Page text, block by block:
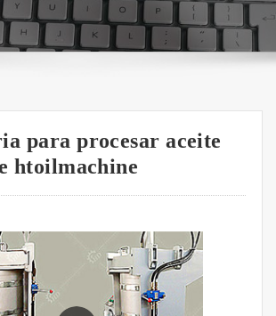
para procesar aceite
htoilmachine